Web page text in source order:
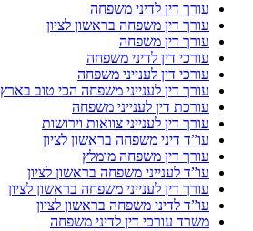
עורך דין לדיני משפחה
עורך דין משפחה בראשון לציון
עורך דין משפחה
עורכי דין לדיני משפחה
עורכי דין לענייני משפחה
עורך דין לענייני משפחה הכי טוב בארץ
עורכת דין לענייני משפחה
עורך דין לענייני צוואות וירושות
עו”ד דיני משפחה בראשון לציון
עורך דין משפחה מומלץ
עו”ד לענייני משפחה בראשון לציון
עורך דין לענייני משפחה בראשון לציון
עו”ד לדיני משפחה בראשון לציון
משרד עורכי דין לדיני משפחה